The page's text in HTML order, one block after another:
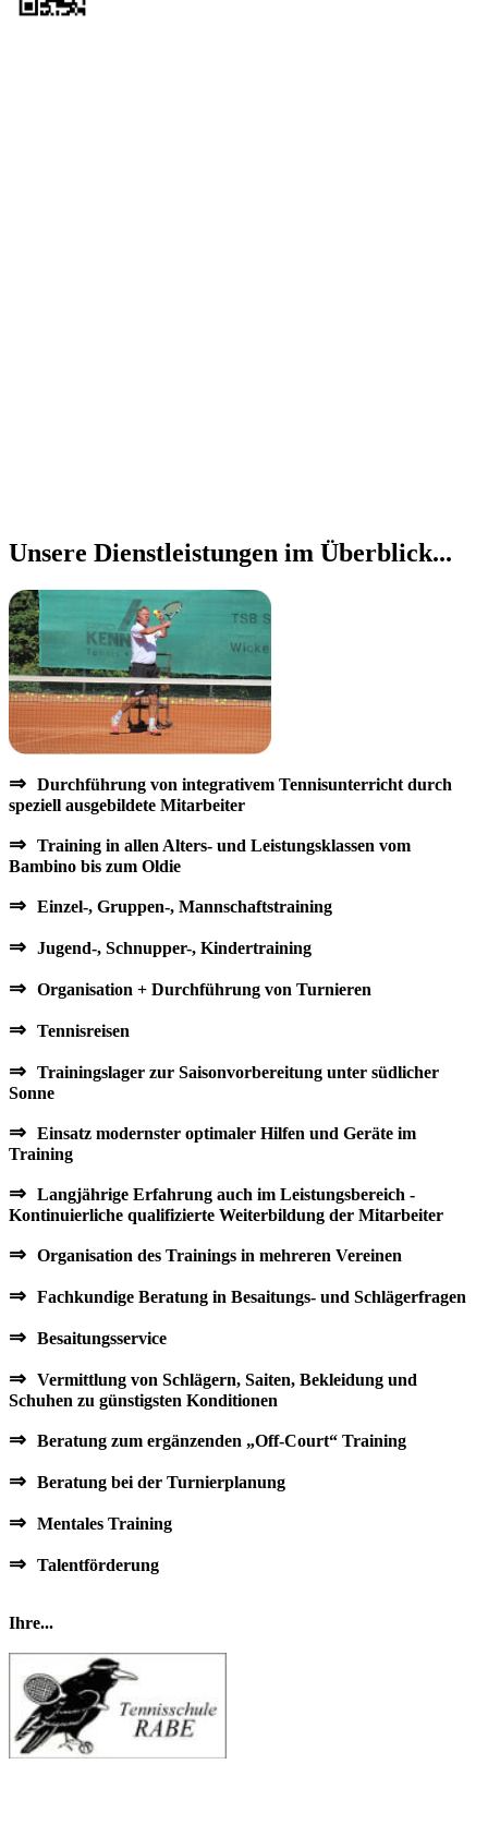
Unsere Dienstleistungen im Überblick...
⇒ Durchführung von integrativem Tennisunterricht durch
speziell ausgebildete Mitarbeiter
⇒ Training in allen Alters- und Leistungsklassen vom
Bambino bis zum Oldie
⇒ Einzel-, Gruppen-, Mannschaftstraining
⇒ Jugend-, Schnupper-, Kindertraining
⇒ Organisation + Durchführung von Turnieren
⇒ Tennisreisen
⇒ Trainingslager zur Saisonvorbereitung unter südlicher
Sonne
⇒ Einsatz modernster optimaler Hilfen und Geräte im
Training
⇒ Langjährige Erfahrung auch im Leistungsbereich -
Kontinuierliche qualifizierte Weiterbildung der Mitarbeiter
⇒ Organisation des Trainings in mehreren Vereinen
⇒ Fachkundige Beratung in Besaitungs- und Schlägerfragen
⇒ Besaitungsservice
⇒ Vermittlung von Schlägern, Saiten, Bekleidung und
Schuhen zu günstigsten Konditionen
⇒ Beratung zum ergänzenden „Off-Court“ Training
⇒ Beratung bei der Turnierplanung
⇒ Mentales Training
⇒ Talentförderung
Ihre...